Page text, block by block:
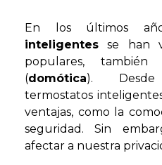
En los últimos
inteligentes se han
populares,
(domótica). Desde
termostatos
ventajas, como la
seguridad. Sin
afectar a nuestra